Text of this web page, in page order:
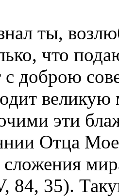
ты,
что
с доброю
эти
Отца
сложения
84, 35).